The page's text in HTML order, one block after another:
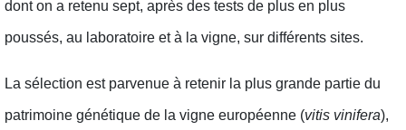
dont on a retenu sept, après des tests de plus en plus
poussés, au laboratoire et à la vigne, sur différents sites.
La sélection est parvenue à retenir la plus grande partie du
patrimoine génétique de la vigne européenne (vitis vinifera),